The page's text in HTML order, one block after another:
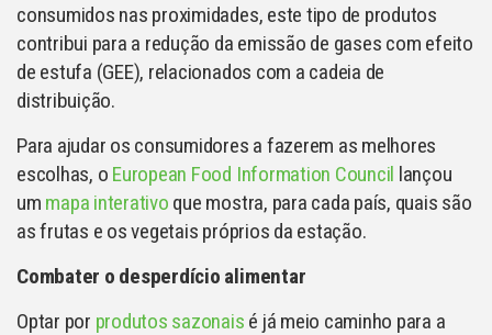
consumidos nas proximidades, este tipo de produtos
contribui para a redução da emissão de gases com efeito
de estufa (GEE), relacionados com a cadeia de
distribuição.
Para ajudar os consumidores a fazerem as melhores
escolhas, o European Food Information Council lançou
um mapa interativo que mostra, para cada país, quais são
as frutas e os vegetais próprios da estação.
Combater o desperdício alimentar
Optar por produtos sazonais é já meio caminho para a